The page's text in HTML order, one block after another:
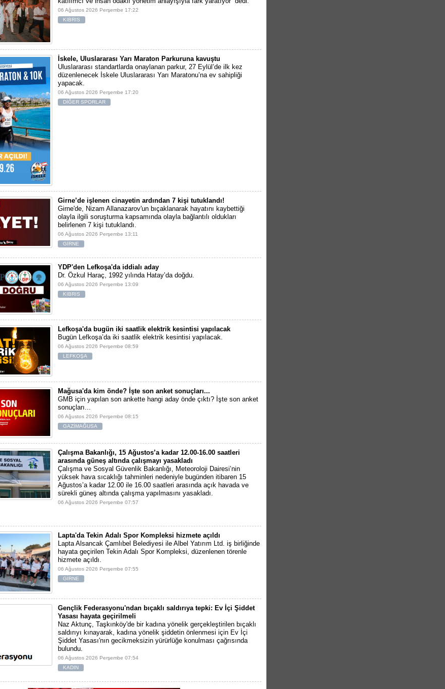
06 Ağustos 2026 Perşembe 17:22
KIBRIS
İskele, Uluslararası Yarı Maraton Parkuruna kavuştu
Uluslararası standartlarda onaylanan parkur, 27 Eylül’de ilk kez
düzenlenecek İskele Uluslararası Yarı Maratonu’na ev sahipliği
yapacak.
06 Ağustos 2026 Perşembe 17:20
DİĞER SPORLAR
Girne’de işlenen cinayetin ardından 7 kişi tutuklandı!
Girne'de, Nizam Allanazarov'un bıçaklanarak hayatını kaybettiği
olayla ilgili soruşturma kapsamında olayla bağlantılı oldukları
belirlenen 7 kişi tutuklandı.
06 Ağustos 2026 Perşembe 13:11
GİRNE
YDP'den Lefkoşa'da iddialı aday
Dr. Özkul Haraç, 1992 yılında Hatay’da doğdu.
06 Ağustos 2026 Perşembe 13:09
KIBRIS
Lefkoşa'da bugün iki saatlik elektrik kesintisi yapılacak
Bugün Lefkoşa’da iki saatlik elektrik kesintisi yapılacak.
06 Ağustos 2026 Perşembe 08:59
LEFKOŞA
Mağusa'da kim önde? İşte son anket sonuçları...
GMB için yapılan son ankette hangi aday önde çıktı? İşte son anket
sonuçları...
06 Ağustos 2026 Perşembe 08:15
GAZİMAĞUSA
Çalışma Bakanlığı, 15 Ağustos’a kadar 12.00-16.00 saatleri
arasında güneş altında çalışmayı yasakladı
Çalışma ve Sosyal Güvenlik Bakanlığı, Meteoroloji Dairesi’nin
yüksek hava sıcaklığı tahminleri nedeniyle bugünden itibaren 15
Ağustos’a kadar 12.00 ile 16.00 saatleri arasında açık havada ve
sürekli güneş altında çalışma yapılmasını yasakladı.
06 Ağustos 2026 Perşembe 07:57
Lapta'da Tekin Adalı Spor Kompleksi hizmete açıldı
Lapta Alsancak Çamlıbel Belediyesi ile Albel Yatırım Ltd. iş birliğinde
hayata geçirilen Tekin Adalı Spor Kompleksi, düzenlenen törenle
hizmete açıldı.
06 Ağustos 2026 Perşembe 07:55
GİRNE
Gençlik Federasyonu'ndan bıçaklı saldırıya tepki: Ev İçi Şiddet
Yasası hayata geçirilmeli
Naz Aktunç, Taşkınköy'de bir kadına yönelik gerçekleştirilen bıçaklı
saldırıyı kınayarak, kadına yönelik şiddetin önlenmesi için Ev İçi
Şiddet Yasası'nın gecikmeksizin yürürlüğe konulması çağrısında
bulundu.
06 Ağustos 2026 Perşembe 07:54
KADIN